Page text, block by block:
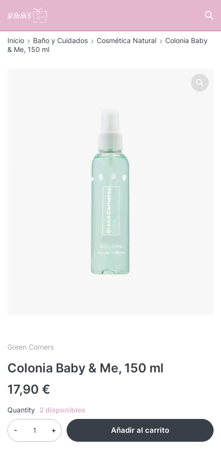
Inicio Baño y Cuidados Cosmética Natural
Colonia Baby
& Me, 150 ml
Green Corners
Colonia Baby & Me, 150 ml
17,90 €
Quantity 2 disponibles
Añadir al carrito